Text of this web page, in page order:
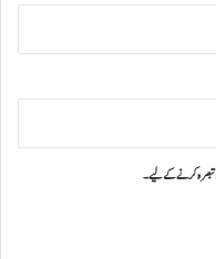
تبصرہ کرنے کےلیے۔